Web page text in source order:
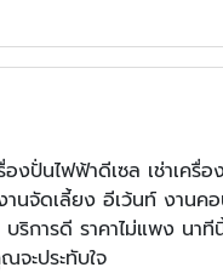
รื่องปั่นไฟฟ้าดีเซล เช่าเครื่
านจัดเลี้ยง อีเว้นท์ งาน
ารดี ราคาไม่แพง นาทีนี้
จะประทับใจ